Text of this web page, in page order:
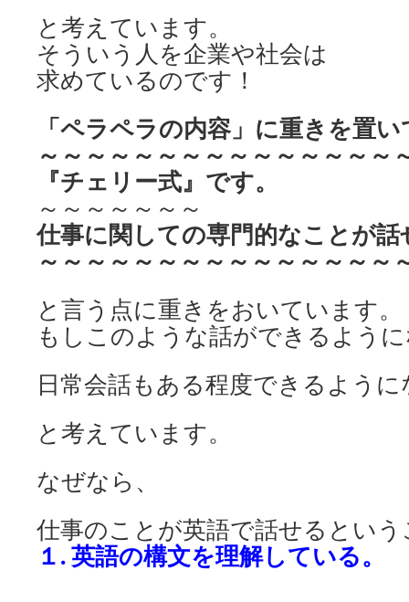
と考えています。
そういう人を企業や社会は
求めているのです！
「ペラペラの内容」 に重きを置
～～～～～～～～～～～～～～～
『チェリー式』です。
～～～～～～～
仕事に関しての専門的なことが話
～～～～～～～～～～～～～～～
と言う点に重きをおいています。
もしこのような話ができるよう
日常会話もある程度できるように
と考えています。
なぜなら、
仕事のことが英語で話せるとい
１. 英語の構文を理解している。